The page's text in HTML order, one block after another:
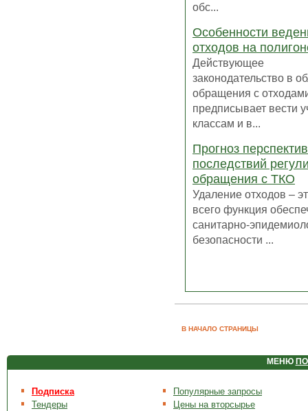
обс...
Особенности
отходов на
Действующее
законодательство в
обращения с
предписывает вести
классам и в...
Прогноз
последствий
обращения с ТКО
Удаление отходов –
всего функция
санитарно-
безопасности ...
В НАЧАЛО СТРАНИЦЫ
МЕНЮ
Подписка
Тендеры
Популярные запросы
Цены на вторсырье